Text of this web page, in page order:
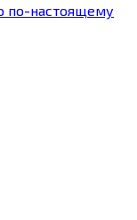
по-настоящему